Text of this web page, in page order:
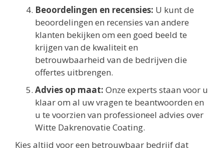
Beoordelingen en recensies: U kunt de
beoordelingen en recensies van andere
klanten bekijken om een goed beeld te
krijgen van de kwaliteit en
betrouwbaarheid van de bedrijven die
offertes uitbrengen.
Advies op maat: Onze experts staan voor u
klaar om al uw vragen te beantwoorden en
u te voorzien van professioneel advies over
Witte Dakrenovatie Coating.
Kies altijd voor een betrouwbaar bedrijf dat